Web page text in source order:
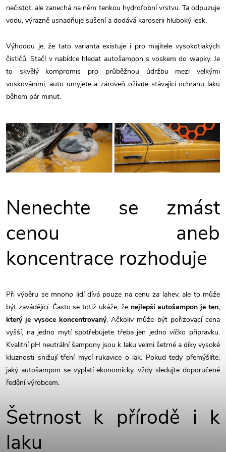
nečistot, ale zanechá na něm tenkou hydrofobní vrstvu. Ta odpuzuje
vodu, výrazně usnadňuje sušení a dodává karoserii hluboký lesk.
Výhodou je, že tato varianta existuje i pro majitele vysokotlakých
čističů. Stačí v nabídce hledat autošampon s voskem do wapky. Je
to skvělý kompromis pro průběžnou údržbu mezi velkými
voskováními, auto umyjete a zároveň oživíte stávající ochranu laku
během pár minut.
Nenechte se zmást
cenou aneb
koncentrace rozhoduje
Při výběru se mnoho lidí dívá pouze na cenu za lahev, ale to může
být zavádějící. Často se totiž ukáže, že nejlepší autošampon je ten,
který je vysoce koncentrovaný. Ačkoliv může být pořizovací cena
vyšší, na jedno mytí spotřebujete třeba jen jedno víčko přípravku.
Kvalitní pH neutrální šampony jsou k laku velmi šetrné a díky vysoké
kluznosti snižují tření mycí rukavice o lak. Pokud tedy přemýšlíte,
jaký autošampon se vyplatí ekonomicky, vždy sledujte doporučené
ředění výrobcem.
Šetrnost k přírodě i k
laku